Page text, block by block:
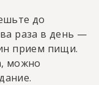
до
раза в день —
прием пищи.
можно